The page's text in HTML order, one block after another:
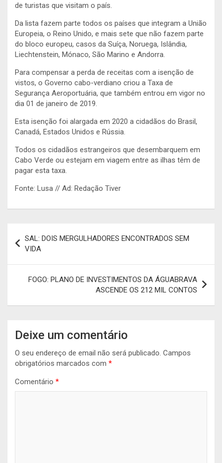
de turistas que visitam o país.
Da lista fazem parte todos os países que integram a União
Europeia, o Reino Unido, e mais sete que não fazem parte
do bloco europeu, casos da Suíça, Noruega, Islândia,
Liechtenstein, Mónaco, São Marino e Andorra.
Para compensar a perda de receitas com a isenção de
vistos, o Governo cabo-verdiano criou a Taxa de
Segurança Aeroportuária, que também entrou em vigor no
dia 01 de janeiro de 2019.
Esta isenção foi alargada em 2020 a cidadãos do Brasil,
Canadá, Estados Unidos e Rússia.
Todos os cidadãos estrangeiros que desembarquem em
Cabo Verde ou estejam em viagem entre as ilhas têm de
pagar esta taxa.
Fonte: Lusa // Ad: Redação Tiver
de
artigos
SAL: DOIS MERGULHADORES ENCONTRADOS SEM
VIDA
FOGO: PLANO DE INVESTIMENTOS DA ÁGUABRAVA
ASCENDE OS 212 MIL CONTOS
Deixe um comentário
O seu endereço de email não será publicado. Campos
obrigatórios marcados com *
Comentário *